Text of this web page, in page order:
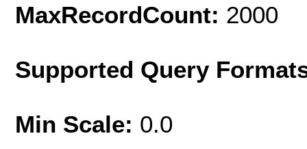
MaxRecordCount: 2000
Supported Query
Min Scale: 0.0